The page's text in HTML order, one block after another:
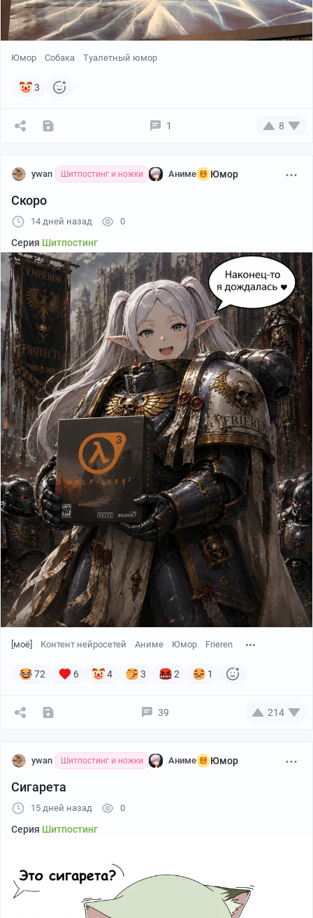
Юмор Собака Туалетный юмор
3
1 8
ywan Шитпостинг и ножки Аниме Юмор
Скоро
14 дней назад 0
Серия Шитпостинг
[моё] Контент нейросетей Аниме Юмор Frieren
72 6 4 3 2 1
39 214
ywan Шитпостинг и ножки Аниме Юмор
Сигарета
15 дней назад 0
Серия Шитпостинг